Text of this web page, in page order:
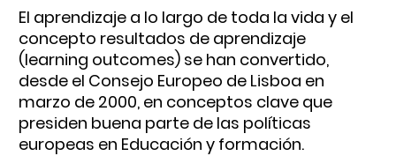
El aprendizaje a lo largo de toda la vida y el
concepto resultados de aprendizaje
(learning outcomes) se han convertido,
desde el Consejo Europeo de Lisboa en
marzo de 2000, en conceptos clave que
presiden buena parte de las políticas
europeas en Educación y formación.